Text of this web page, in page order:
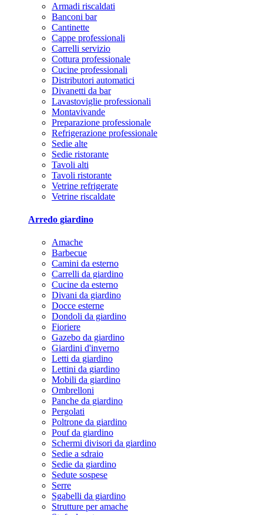
Armadi riscaldati
Banconi bar
Cantinette
Cappe professionali
Carrelli servizio
Cottura professionale
Cucine professionali
Distributori automatici
Divanetti da bar
Lavastoviglie professionali
Montavivande
Preparazione professionale
Refrigerazione professionale
Sedie alte
Sedie ristorante
Tavoli alti
Tavoli ristorante
Vetrine refrigerate
Vetrine riscaldate
Arredo giardino
Amache
Barbecue
Camini da esterno
Carrelli da giardino
Cucine da esterno
Divani da giardino
Docce esterne
Dondoli da giardino
Fioriere
Gazebo da giardino
Giardini d'inverno
Letti da giardino
Lettini da giardino
Mobili da giardino
Ombrelloni
Panche da giardino
Pergolati
Poltrone da giardino
Pouf da giardino
Schermi divisori da giardino
Sedie a sdraio
Sedie da giardino
Sedute sospese
Serre
Sgabelli da giardino
Strutture per amache